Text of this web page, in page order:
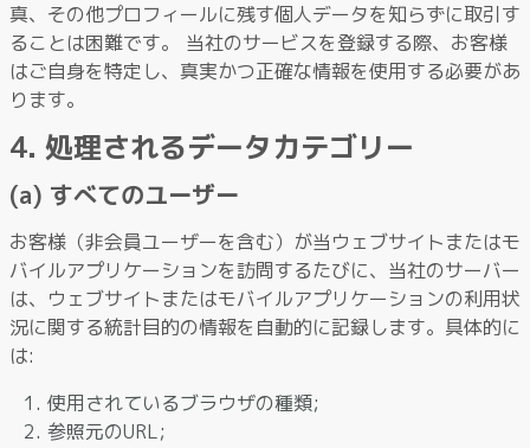
真、その他プロフィールに残す個人データを知らずに取引す
ることは困難です。 当社のサービスを登録する際、お客様
はご自身を特定し、真実かつ正確な情報を使用する必要があ
ります。
4. 処理されるデータカテゴリー
(a) すべてのユーザー
お客様（非会員ユーザーを含む）が当ウェブサイトまたはモ
バイルアプリケーションを訪問するたびに、当社のサーバー
は、ウェブサイトまたはモバイルアプリケーションの利用状
況に関する統計目的の情報を自動的に記録します。具体的に
は:
使用されているブラウザの種類;
参照元のURL;